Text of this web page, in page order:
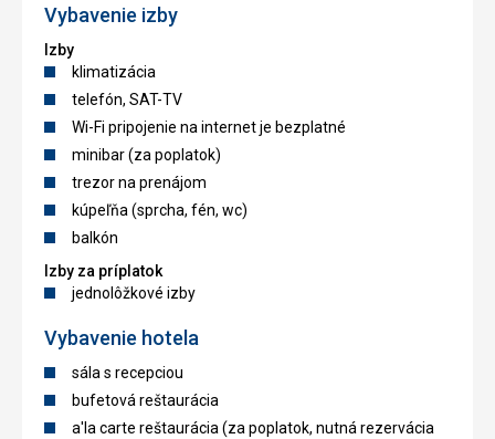
Vybavenie izby
Izby
klimatizácia
telefón, SAT-TV
Wi-Fi pripojenie na internet je bezplatné
minibar (za poplatok)
trezor na prenájom
kúpeľňa (sprcha, fén, wc)
balkón
Izby za príplatok
jednolôžkové izby
Vybavenie hotela
sála s recepciou
bufetová reštaurácia
a'la carte reštaurácia (za poplatok, nutná rezervácia